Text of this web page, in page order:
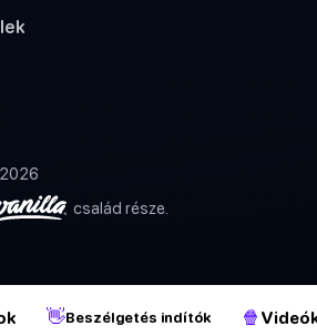
👋Beszélgetés indítók 🍿
család része.